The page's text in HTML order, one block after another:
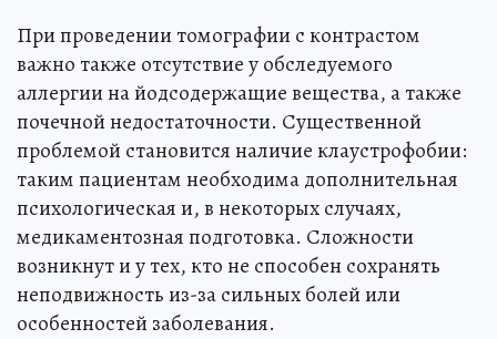
При проведении томографии с контрастом
важно также отсутствие у обследуемого
аллергии на йодсодержащие вещества, а также
почечной недостаточности. Существенной
проблемой становится наличие клаустрофобии:
таким пациентам необходима дополнительная
психологическая и, в некоторых случаях,
медикаментозная подготовка. Сложности
возникнут и у тех, кто не способен сохранять
неподвижность из-за сильных болей или
особенностей заболевания.